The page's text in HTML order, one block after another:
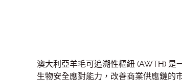
澳大利亞羊毛可追溯性樞紐 (AWTH) 是
生物安全應對能力，改善商業供應鏈的